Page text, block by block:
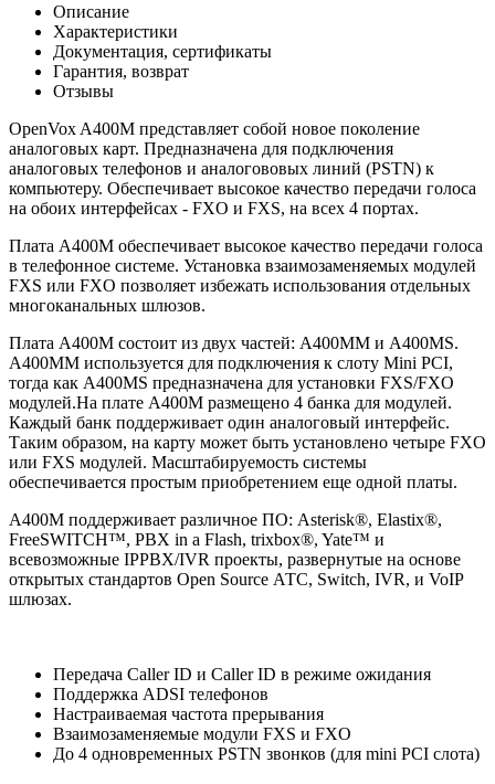
Описание
Характеристики
Документация, сертификаты
Гарантия, возврат
Отзывы
OpenVox A400М представляет собой новое поколение
аналоговых карт. Предназначена для подключения
аналоговых телефонов и аналогововых линий (PSTN) к
компьютеру. Обеспечивает высокое качество передачи голоса
на обоих интерфейсах - FXO и FXS, на всех 4 портах.
Плата A400М обеспечивает высокое качество передачи голоса
в телефонное системе. Установка взаимозаменяемых модулей
FXS или FXO позволяет избежать использования отдельных
многоканальных шлюзов.
Плата A400М состоит из двух частей: A400MM и A400MS.
A400MM используется для подключения к слоту Mini PCI,
тогда как A400MS предназначена для установки FXS/FXO
модулей.На плате A400М размещено 4 банка для модулей.
Каждый банк поддерживает один аналоговый интерфейс.
Таким образом, на карту может быть установлено четыре FXO
или FXS модулей. Масштабируемость системы
обеспечивается простым приобретением еще одной платы.
A400М поддерживает различное ПО: Asterisk®, Elastix®,
FreeSWITCH™, PBX in a Flash, trixbox®, Yate™ и
всевозможные IPPBX/IVR проекты, развернутые на основе
открытых стандартов Open Source АТС, Switch, IVR, и VoIP
шлюзах.
Передача Caller ID и Caller ID в режиме ожидания
Поддержка ADSI телефонов
Настраиваемая частота прерывания
Взаимозаменяемые модули FXS и FXO
До 4 одновременных PSTN звонков (для mini PCI слота)